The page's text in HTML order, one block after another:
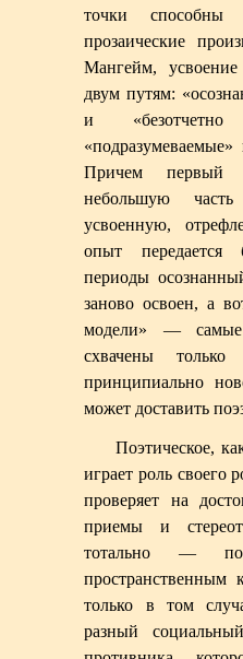
точки способны
прозаические
Мангейм,
двум путям:
и «безотчетно
Причем первый
небольшую
усвоенную,
опыт передается
периоды
заново освоен, а
модели» —
схвачены
принципиально
может доставить
Поэтическое, как
играет роль своего
проверяет на
приемы и
тотально —
пространственным
только в том
разный